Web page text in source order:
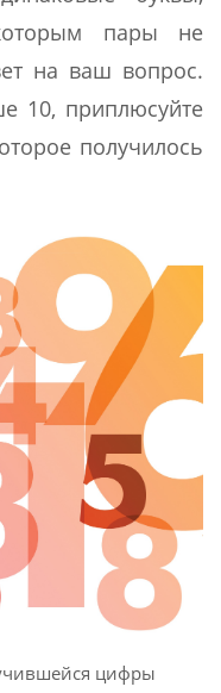
пары не
на ваш вопрос.
10, приплюсуйте
получилось
цифры